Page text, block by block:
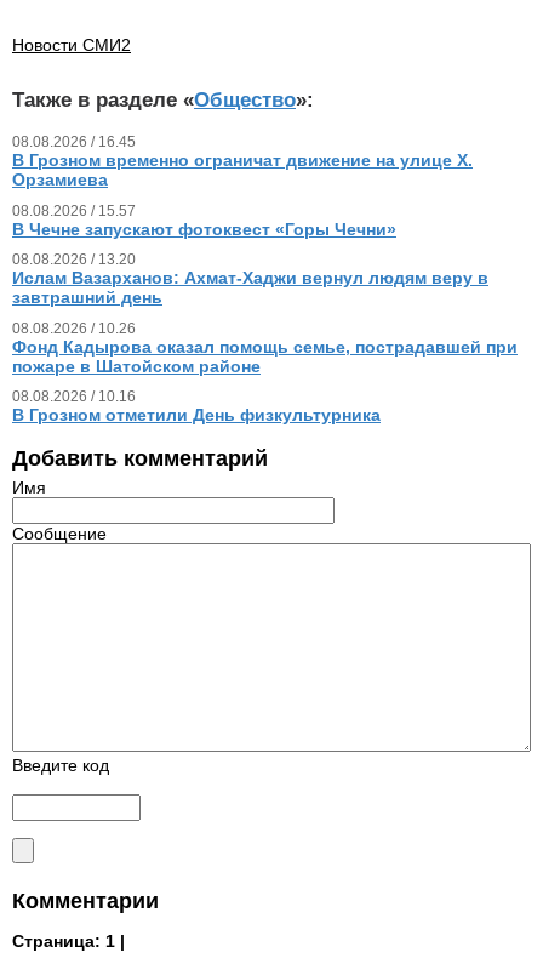
Новости СМИ2
Также в разделе «Общество»:
08.08.2026 / 16.45
В Грозном временно ограничат движение на улице Х.
Орзамиева
08.08.2026 / 15.57
В Чечне запускают фотоквест «Горы Чечни»
08.08.2026 / 13.20
Ислам Вазарханов: Ахмат-Хаджи вернул людям веру в
завтрашний день
08.08.2026 / 10.26
Фонд Кадырова оказал помощь семье, пострадавшей при
пожаре в Шатойском районе
08.08.2026 / 10.16
В Грозном отметили День физкультурника
Добавить комментарий
Имя
Сообщение
Введите код
Комментарии
Страница: 1 |